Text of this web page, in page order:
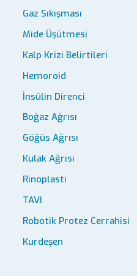
Gaz Sıkışması
Mide Üşütmesi
Kalp Krizi Belirtileri
Hemoroid
İnsülin Direnci
Boğaz Ağrısı
Göğüs Ağrısı
Kulak Ağrısı
Rinoplasti
TAVI
Robotik Protez Cerrahisi
Kurdeşen